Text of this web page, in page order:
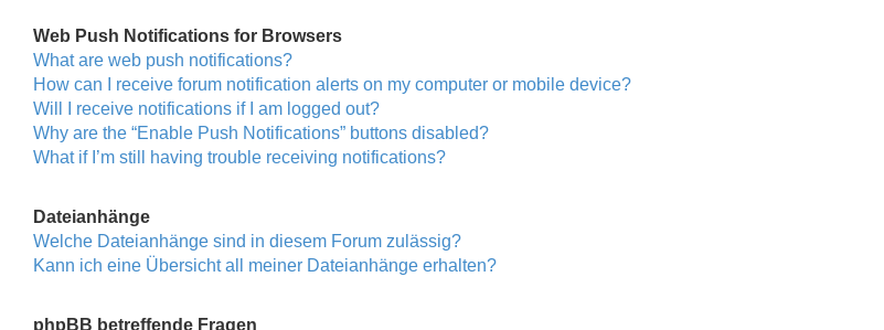
Web Push Notifications for Browsers
What are web push notifications?
How can I receive forum notification alerts on my computer or mobile device?
Will I receive notifications if I am logged out?
Why are the “Enable Push Notifications” buttons disabled?
What if I’m still having trouble receiving notifications?
Dateianhänge
Welche Dateianhänge sind in diesem Forum zulässig?
Kann ich eine Übersicht all meiner Dateianhänge erhalten?
phpBB betreffende Fragen